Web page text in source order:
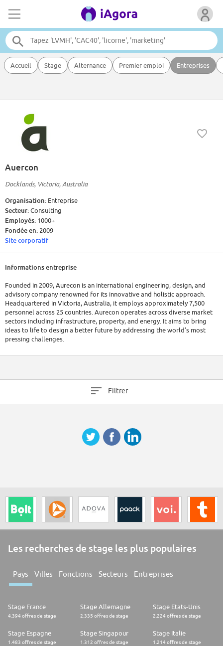
Accueil Stage Alternance Premier emploi Entreprises
Auercon
Docklands, Victoria, Australia
Organisation: Entreprise
Secteur:Consulting
Employés: 1000+
Fondée en: 2009
Site corporatif
Informations entreprise
Founded in 2009, Aurecon is an international engineering, design, and
advisory company renowned for its innovative and holistic approach.
Headquartered in Victoria, Australia, it employs approximately 7,500
personnel across 25 countries. Aurecon operates across diverse market
sectors including infrastructure, property, and energy. It aims to bring
ideas to life to design a better future by addressing the world’s most
pressing challenges.
As of 2023, Aurecon had a revenue exceeding AUD 1 billion.
Filtrer
Les recherches de stage les plus populaires
Pays Villes Fonctions Secteurs Entreprises
Stage France
4.394 offres de stage
Stage Allemagne
2.335 offres de stage
Stage Etats-Unis
2.224 offres de stage
Stage Espagne
1.483 offres de stage
Stage Singapour
1.312 offres de stage
Stage Italie
1.214 offres de stage